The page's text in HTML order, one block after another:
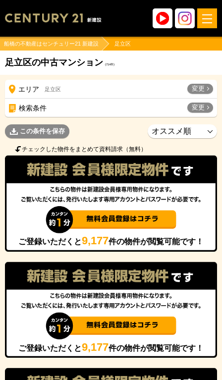
船橋の不動産はセンチュリー21 新建設 足立区
足立区の中古マンション (714件)
エリア 足立区 変更
検索条件 変更
この条件を保存
チェックした物件をまとめて資料請求（無料）
ご登録いただくと9,177件の物件が閲覧可能です！
ご登録いただくと9,177件の物件が閲覧可能です！